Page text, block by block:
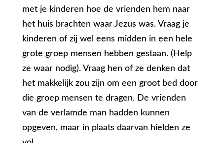
met je kinderen hoe de vrienden hem naar
het huis brachten waar Jezus was. Vraag je
kinderen of zij wel eens midden in een hele
grote groep mensen hebben gestaan. (Help
ze waar nodig). Vraag hen of ze denken dat
het makkelijk zou zijn om een groot bed door
die groep mensen te dragen. De vrienden
van de verlamde man hadden kunnen
opgeven, maar in plaats daarvan hielden ze